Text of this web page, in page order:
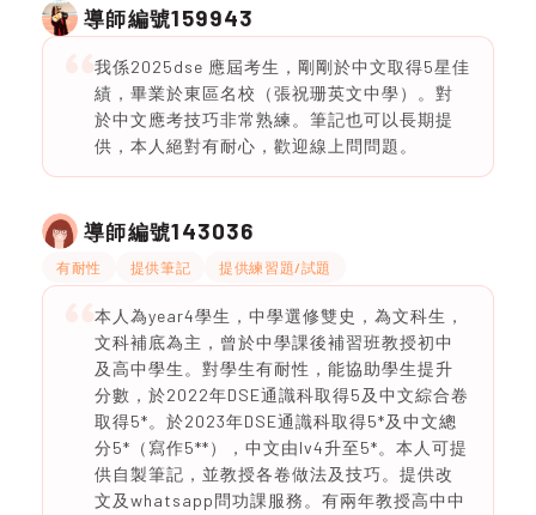
導師編號159943
我係2025dse 應屆考生，剛剛於中文取得5星佳
績，畢業於東區名校（張祝珊英文中學）。對
於中文應考技巧非常熟練。筆記也可以長期提
供，本人絕對有耐心，歡迎線上問問題。
導師編號143036
有耐性 提供筆記 提供練習題/試題
本人為year4學生，中學選修雙史，為文科生，
文科補底為主，曾於中學課後補習班教授初中
及高中學生。對學生有耐性，能協助學生提升
分數，於2022年DSE通識科取得5及中文綜合卷
取得5*。於2023年DSE通識科取得5*及中文總
分5*（寫作5**），中文由lv4升至5*。本人可提
供自製筆記，並教授各卷做法及技巧。提供改
文及whatsapp問功課服務。有兩年教授高中中